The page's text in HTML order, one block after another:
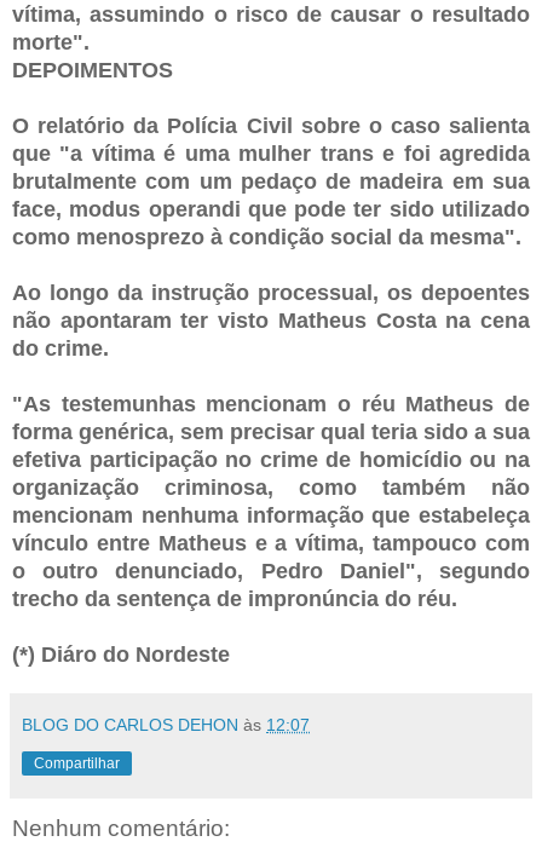
vítima, assumindo o risco de causar o resultado
morte".
DEPOIMENTOS
O relatório da Polícia Civil sobre o caso salienta
que "a vítima é uma mulher trans e foi agredida
brutalmente com um pedaço de madeira em sua
face, modus operandi que pode ter sido utilizado
como menosprezo à condição social da mesma".
Ao longo da instrução processual, os depoentes
não apontaram ter visto Matheus Costa na cena
do crime.
"As testemunhas mencionam o réu Matheus de
forma genérica, sem precisar qual teria sido a sua
efetiva participação no crime de homicídio ou na
organização criminosa, como também não
mencionam nenhuma informação que estabeleça
vínculo entre Matheus e a vítima, tampouco com
o outro denunciado, Pedro Daniel", segundo
trecho da sentença de impronúncia do réu.
(*) Diáro do Nordeste
BLOG DO CARLOS DEHON às 12:07
Compartilhar
Nenhum comentário: